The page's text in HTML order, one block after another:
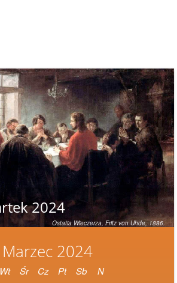
Marzec 2024
Wt Śr Cz Pt Sb
N
2024
Ostatia Wieczerza, Fritz von Uhde, 1886